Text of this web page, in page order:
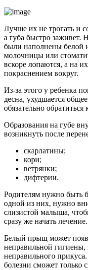
Лучше их не трогать и
а губа быстро заживет.
были наполнены белой
молочницы или
вскоре лопаются, а на
покраснением вокруг.
Из-за этого у ребенка
десна, ухудшается
обязательно обратиться
Образования на губе
возникнуть после
скарлатины;
кори;
ветрянки;
дифтерии.
Родителям нужно быть
одной из них, нужно
слизистой малыша,
сразу же начать лечение.
Белый прыщ может
неправильной гигиены,
неправильного
болезни сможет только